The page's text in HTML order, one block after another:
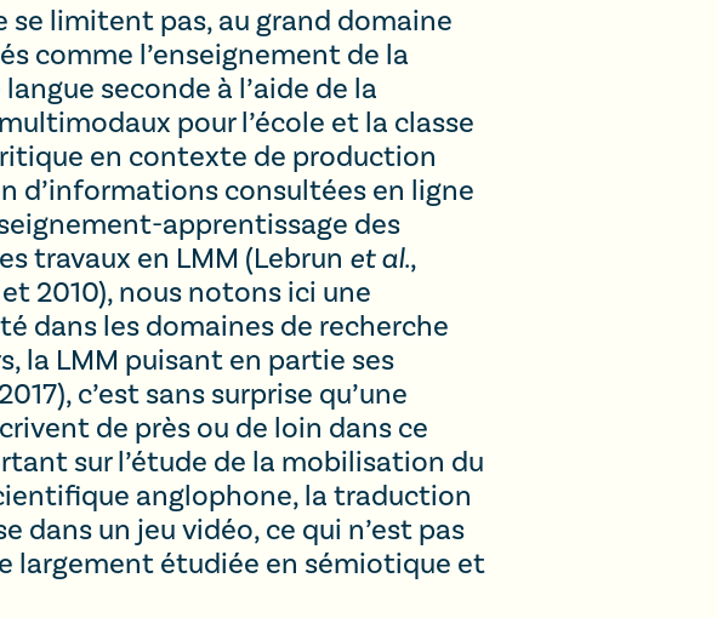
se limitent pas, au grand domaine
comme l’enseignement de la
seconde à l’aide de la
pour l’école et la classe
en contexte de production
d’informations consultées en ligne
apprentissage des
travaux en LMM (Lebrun et al.,
2010), nous notons ici une
dans les domaines de recherche
la LMM puisant en partie ses
c’est sans surprise qu’une
de près ou de loin dans ce
sur l’étude de la mobilisation du
anglophone, la traduction
dans un jeu vidéo, ce qui n’est pas
largement étudiée en sémiotique et